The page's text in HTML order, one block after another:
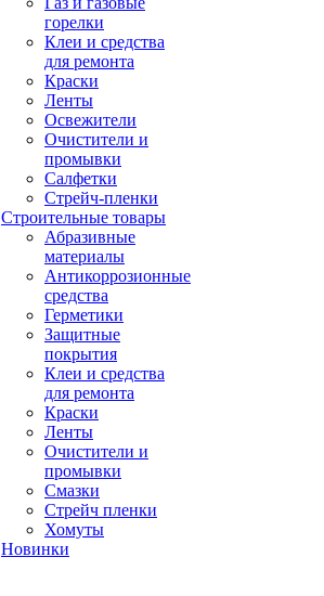
горелки
Клеи и средства
для ремонта
Краски
Ленты
Освежители
Очистители и
промывки
Салфетки
Стрейч-пленки
Строительные товары
Абразивные
материалы
Антикоррозионные
средства
Герметики
Защитные
покрытия
Клеи и средства
для ремонта
Краски
Ленты
Очистители и
промывки
Смазки
Стрейч пленки
Хомуты
Новинки